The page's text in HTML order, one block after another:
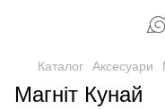
Каталог Аксесуари
Магніт Кунай